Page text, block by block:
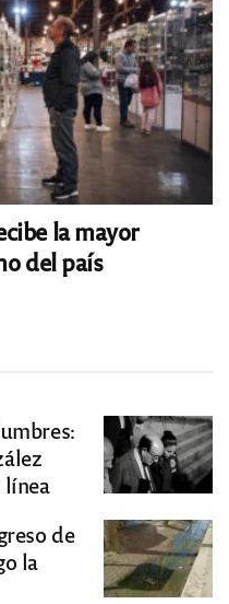
la mayor
del país
línea
de
la